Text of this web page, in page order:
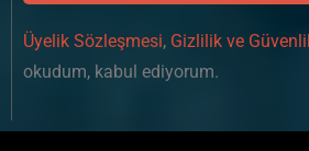
Üyelik Sözleşmesi, Gizlilik ve
okudum, kabul ediyorum.